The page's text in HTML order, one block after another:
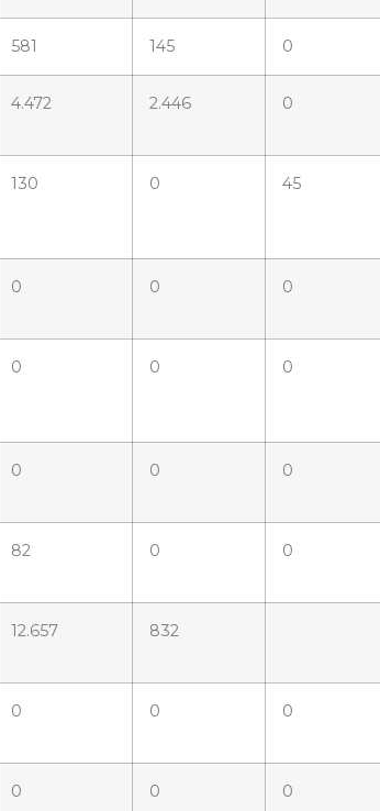
581 145 0
4.472 2.446 0
130 0 45
0 0 0
0 0 0
0 0 0
82 0 0
12.657 832
0 0 0
0 0 0